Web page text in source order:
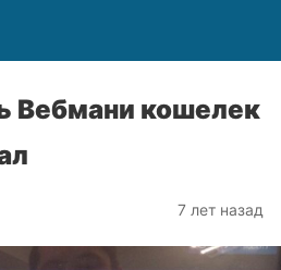
Вебмани кошелек
7 лет назад